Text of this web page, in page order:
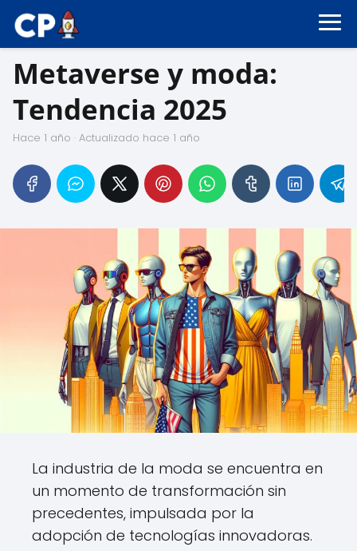
Metaverse y moda:
Tendencia 2025
hace 1 año · Actualizado hace 1 año
La industria de la moda se encuentra en
un momento de transformación sin
precedentes, impulsada por la
adopción de tecnologías innovadoras.